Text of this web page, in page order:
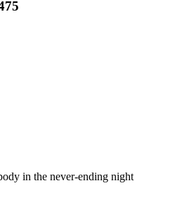
in the never-ending night